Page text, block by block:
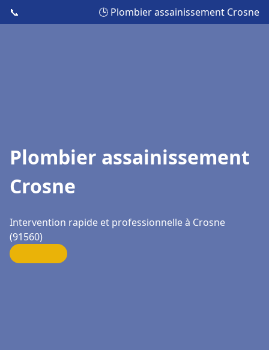
📞 🕒 Plombier assainissement Crosne
Plombier assainissement
Crosne
Intervention rapide et professionnelle à Crosne
(91560)